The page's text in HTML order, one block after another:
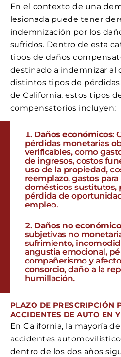
En el contexto de una
lesionada puede tener
indemnización por los
sufridos. Dentro de esta
tipos de daños
destinado a indemnizar al
distintos tipos de
de California, estos tipos
compensatorios incluyen:
Daños económicos:
pérdidas monetarias
verificables, como
de ingresos, costos
uso de la propiedad,
reemplazo, gastos
domésticos sustitutos,
pérdida de
empleo.
Daños no
subjetivas no
sufrimiento,
angustia emocional,
compañerismo y
consorcio, daño a la
humillación.
PLAZO DE PRESCRIPCIÓN
ACCIDENTES DE AUTO EN
En California, la mayoría
accidentes
dentro de los dos años